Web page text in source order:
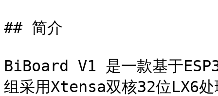
## 简介
BiBoard V1 是一款基于
组采用Xtensa双核32位LX6